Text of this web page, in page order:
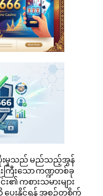
ပိုးမှုသည် မည်သည့်အွန်
ြီးသော ကဏ္ဍတစ်ခု
၏ ကစားသမားများ
ေးနိုင်ရန် အစဉ်တစိုက်